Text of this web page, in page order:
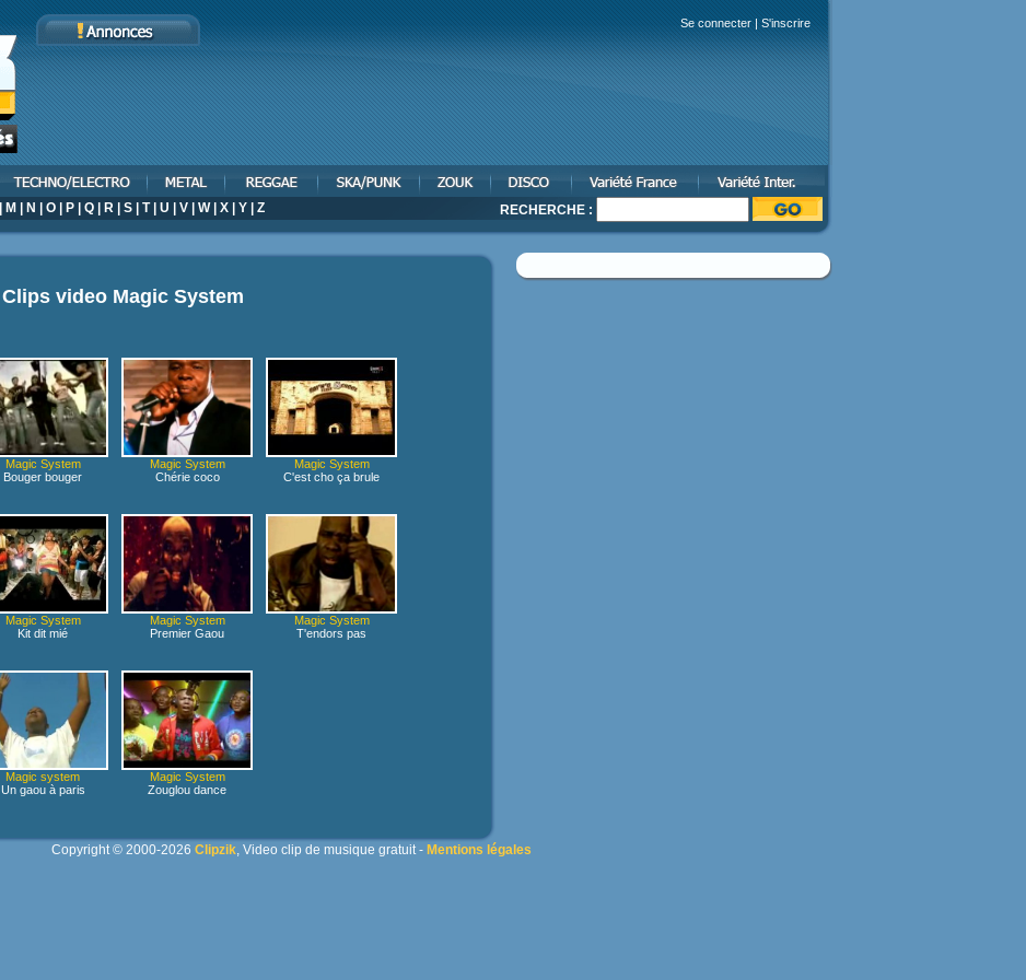
Se connecter | S'inscrire
M N O P Q R S T| U V W| X Y Z RECHERCHE :
Clips video Magic System
Magic System
Bouger bouger
Magic System
Chérie coco
Magic System
C'est cho ça brule
Magic System
Kit dit mié
Magic System
Premier Gaou
Magic System
T'endors pas
Magic system
Un gaou à paris
Magic System
Zouglou dance
Copyright © 2000-2026 Clipzik, Video clip de musique gratuit - Mentions légales